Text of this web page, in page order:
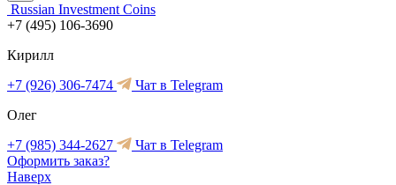
Russian Investment Coins
+7 (495) 106-3690
Кирилл
+7 (926) 306-7474
Чат в Telegram
Олег
+7 (985) 344-2627
Чат в Telegram
Оформить заказ?
Наверх